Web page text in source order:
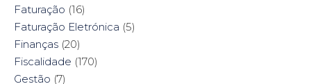
Faturação (16)
Faturação Eletrónica (5)
Finanças (20)
Fiscalidade (170)
Gestão (7)